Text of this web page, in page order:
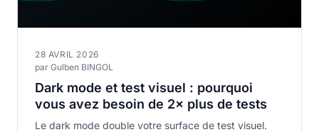
28 AVRIL 2026
par Gulben BINGOL
Dark mode et test visuel : pourquoi
vous avez besoin de 2× plus de tests
Le dark mode double votre surface de test visuel.